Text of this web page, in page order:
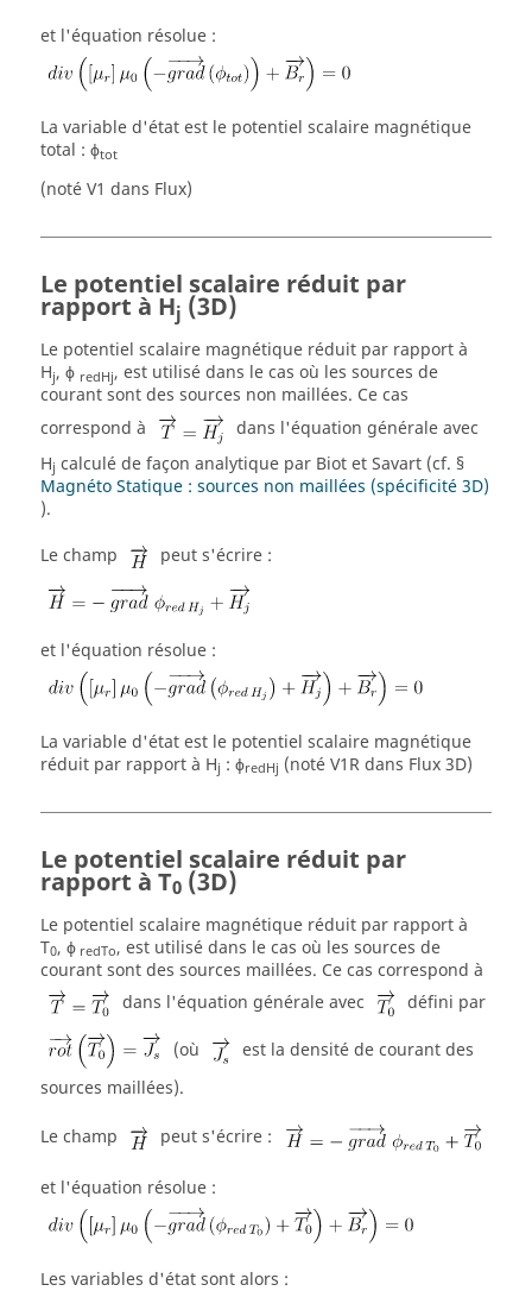
et l'équation résolue :
La variable d'état est le potentiel scalaire magnétique
total : ϕtot
(noté V1 dans Flux)
Le potentiel scalaire réduit par
rapport à Hj (3D)
Le potentiel scalaire magnétique réduit par rapport à
Hj, ϕ redHj, est utilisé dans le cas où les sources de
courant sont des sources non maillées. Ce cas
correspond à
dans l'équation générale avec
Hj calculé de façon analytique par Biot et Savart (cf. §
Magnéto Statique : sources non maillées (spécificité 3D)
).
Le champ
peut s'écrire :
et l'équation résolue :
La variable d'état est le potentiel scalaire magnétique
réduit par rapport à Hj : ϕredHj (noté V1R dans Flux 3D)
Le potentiel scalaire réduit par
rapport à T0 (3D)
Le potentiel scalaire magnétique réduit par rapport à
T0, ϕ redTo, est utilisé dans le cas où les sources de
courant sont des sources maillées. Ce cas correspond à
dans l'équation générale avec
défini par
(où
est la densité de courant des
sources maillées).
Le champ
peut s'écrire :
et l'équation résolue :
Les variables d'état sont alors :